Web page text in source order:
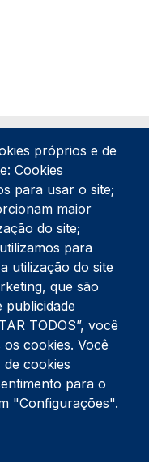
da Nazaré
próprios e de
Cookies
para usar o site;
maior
do site;
para
utilização do site
que são
publicidade
TODOS”, você
cookies. Você
cookies
para o
"Configurações".